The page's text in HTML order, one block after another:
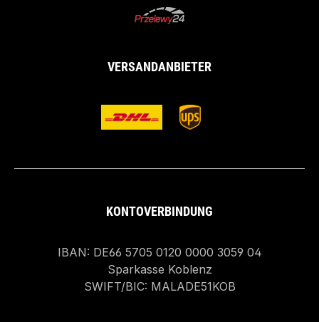
VERSANDANBIETER
KONTOVERBINDUNG
IBAN: DE66 5705 0120 0000 3059 04
Sparkasse Koblenz
SWIFT/BIC: MALADE51KOB